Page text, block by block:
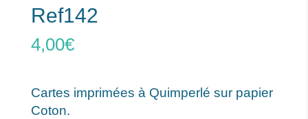
Ref142
4,00€
Cartes imprimées à Quimperlé sur papier
Coton.